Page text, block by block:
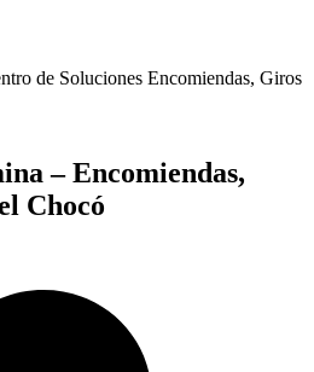
– Encomiendas,
Chocó